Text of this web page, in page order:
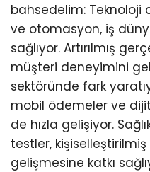
bahsedelim: Teknoloji
ve otomasyon, iş
sağlıyor. Artırılmış
müşteri deneyimini
sektöründe fark
mobil ödemeler ve
de hızla gelişiyor.
testler,
gelişmesine katkı